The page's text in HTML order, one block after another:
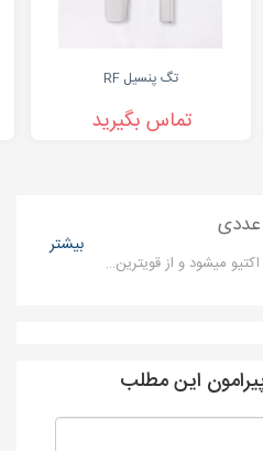
تگ پنسیل RF
تماس بگیرید
تگ گلفی AM که در بازه 58KHZ اکتیو میشود و از قویترین تگ های این صنعت می باشد . به ابعاد 45 میلیمتر است.
بیشتر
این مطلب